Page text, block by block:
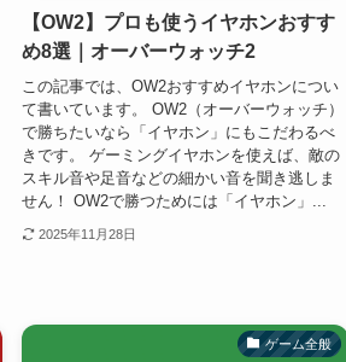
【OW2】プロも使うイヤホンおすす
め8選｜オーバーウォッチ2
この記事では、OW2おすすめイヤホンについ
て書いています。 OW2（オーバーウォッチ）
で勝ちたいなら「イヤホン」にもこだわるべ
きです。 ゲーミングイヤホンを使えば、敵の
スキル音や足音などの細かい音を聞き逃しま
せん！ OW2で勝つためには「イヤホン」...
2025年11月28日
ゲーム全般